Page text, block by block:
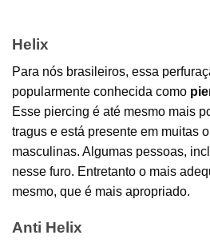
Helix
Para nós brasileiros, essa
popularmente conhecida como
Esse piercing é até mesmo mais
tragus e está presente em muitas
masculinas. Algumas pessoas,
nesse furo. Entretanto o mais
mesmo, que é mais apropriado.
Anti Helix